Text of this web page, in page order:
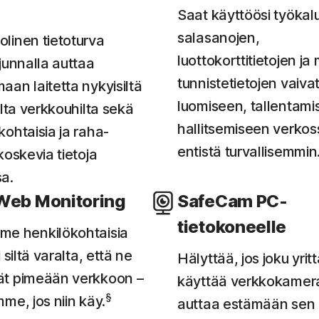
tietoturva
auttaa
laitetta nykyisiltä
verkkouhilta sekä
ja raha-
tietoja
Saat käyttöösi
salasanojen,
luottokorttitietojen ja
tunnistetietojen
luomiseen,
hallitsemiseen
entistä
Monitoring
henkilökohtaisia
siltä varalta, että ne
pimeään verkkoon –
jos niin käy.§
SafeCam PC-
tietokoneelle
Hälyttää, jos joku
käyttää
auttaa estämään sen